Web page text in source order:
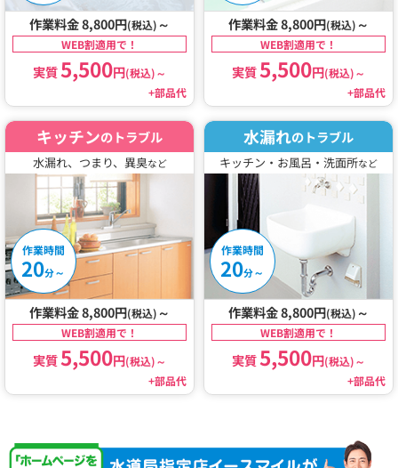
作業料金 8,800円(税込) ～
WEB割適用で！
実質5,500円(税込)～
+部品代
作業料金 8,800円(税込) ～
WEB割適用で！
実質5,500円(税込)～
+部品代
キッチンのトラブル
水漏れ、つまり、異臭など
作業時間
20分～
作業料金 8,800円(税込) ～
WEB割適用で！
実質5,500円(税込)～
+部品代
水漏れのトラブル
キッチン・お風呂・洗面所など
作業時間
20分～
作業料金 8,800円(税込) ～
WEB割適用で！
実質5,500円(税込)～
+部品代